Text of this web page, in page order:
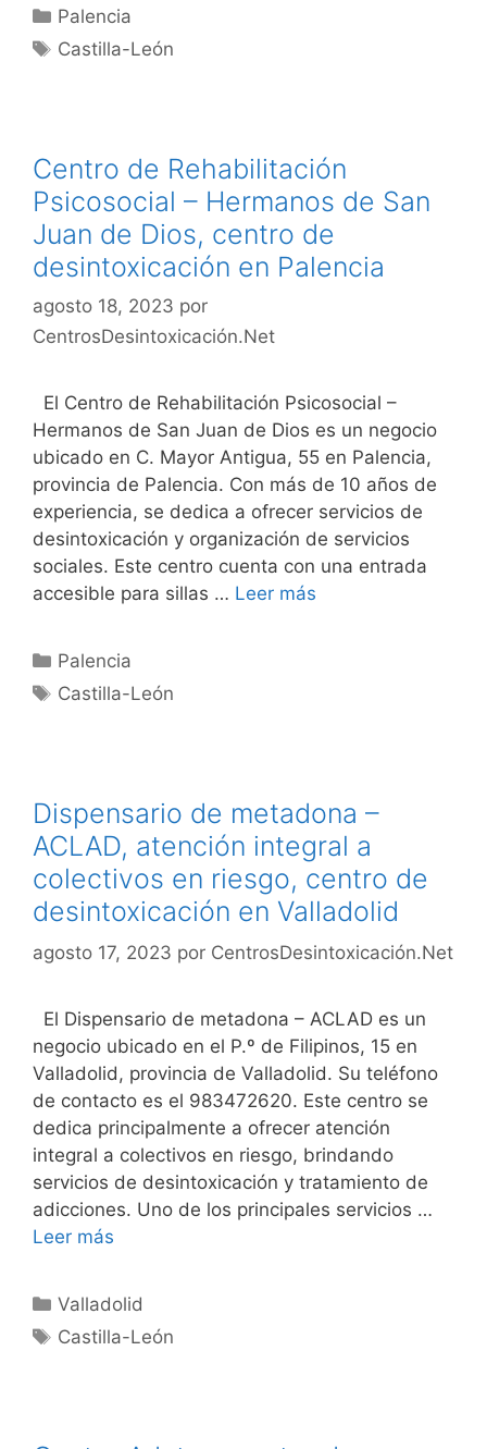
Categorías
Palencia
Etiquetas
Castilla-León
Centro de Rehabilitación
Psicosocial – Hermanos de San
Juan de Dios, centro de
desintoxicación en Palencia
agosto 18, 2023 por
CentrosDesintoxicación.Net
El Centro de Rehabilitación Psicosocial –
Hermanos de San Juan de Dios es un negocio
ubicado en C. Mayor Antigua, 55 en Palencia,
provincia de Palencia. Con más de 10 años de
experiencia, se dedica a ofrecer servicios de
desintoxicación y organización de servicios
sociales. Este centro cuenta con una entrada
accesible para sillas … Leer más
Categorías
Palencia
Etiquetas
Castilla-León
Dispensario de metadona –
ACLAD, atención integral a
colectivos en riesgo, centro de
desintoxicación en Valladolid
agosto 17, 2023 por CentrosDesintoxicación.Net
El Dispensario de metadona – ACLAD es un
negocio ubicado en el P.º de Filipinos, 15 en
Valladolid, provincia de Valladolid. Su teléfono
de contacto es el 983472620. Este centro se
dedica principalmente a ofrecer atención
integral a colectivos en riesgo, brindando
servicios de desintoxicación y tratamiento de
adicciones. Uno de los principales servicios …
Leer más
Categorías
Valladolid
Etiquetas
Castilla-León